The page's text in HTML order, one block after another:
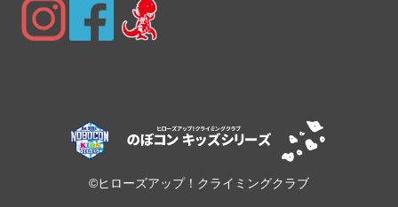
©ヒローズアップ！クライミングクラブ